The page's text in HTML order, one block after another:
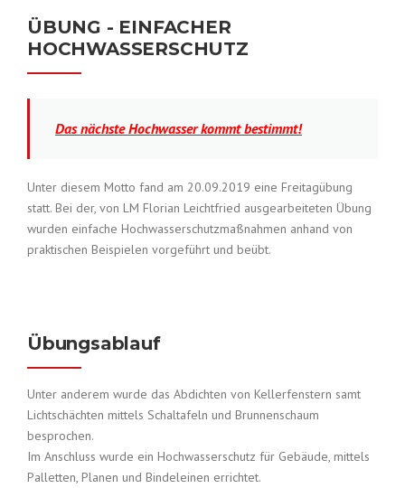
ÜBUNG - EINFACHER
HOCHWASSERSCHUTZ
Das nächste Hochwasser kommt bestimmt!
Unter diesem Motto fand am 20.09.2019 eine Freitagübung
statt. Bei der, von LM Florian Leichtfried ausgearbeiteten Übung
wurden einfache Hochwasserschutzmaßnahmen anhand von
praktischen Beispielen vorgeführt und beübt.
Übungsablauf
Unter anderem wurde das Abdichten von Kellerfenstern samt
Lichtschächten mittels Schaltafeln und Brunnenschaum
besprochen.
Im Anschluss wurde ein Hochwasserschutz für Gebäude, mittels
Palletten, Planen und Bindeleinen errichtet.